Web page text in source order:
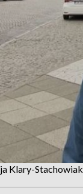
Klary-Stachowiak